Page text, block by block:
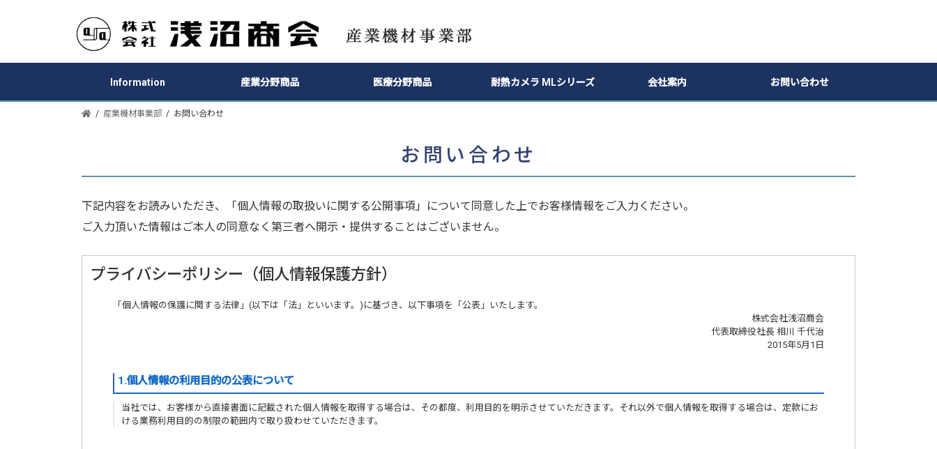
Information 産業分野商品 医療分野商品 耐熱カメラ MLシリーズ 会社案内 お問い合わせ
産業機材事業部 お問い合わせ
お問い合わせ
下記内容をお読みいただき、「個人情報の取扱いに関する公開事項」について同意した上でお客様情報をご入力ください。
ご入力頂いた情報はご本人の同意なく第三者へ開示・提供することはございません。
プライバシーポリシー（個人情報保護方針）
「個人情報の保護に関する法律」(以下は「法」といいます。)に基づき、以下事項を「公表」いたします。
株式会社浅沼商会
代表取締役社長 相川 千代治
2015年5月1日
1.個人情報の利用目的の公表について
当社では、お客様から直接書面に記載された個人情報を取得する場合は、その都度、利用目的を明示させていただきます。それ以外で個人情報を取得する場合は、定款にお
ける業務利用目的の制限の範囲内で取り扱わせていただきます。